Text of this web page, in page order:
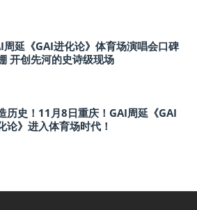
周延《GAI进化论》体育场演唱会口碑
开创先河的史诗级现场
历史！11月8日重庆！GAI周延《GAI
论》进入体育场时代！